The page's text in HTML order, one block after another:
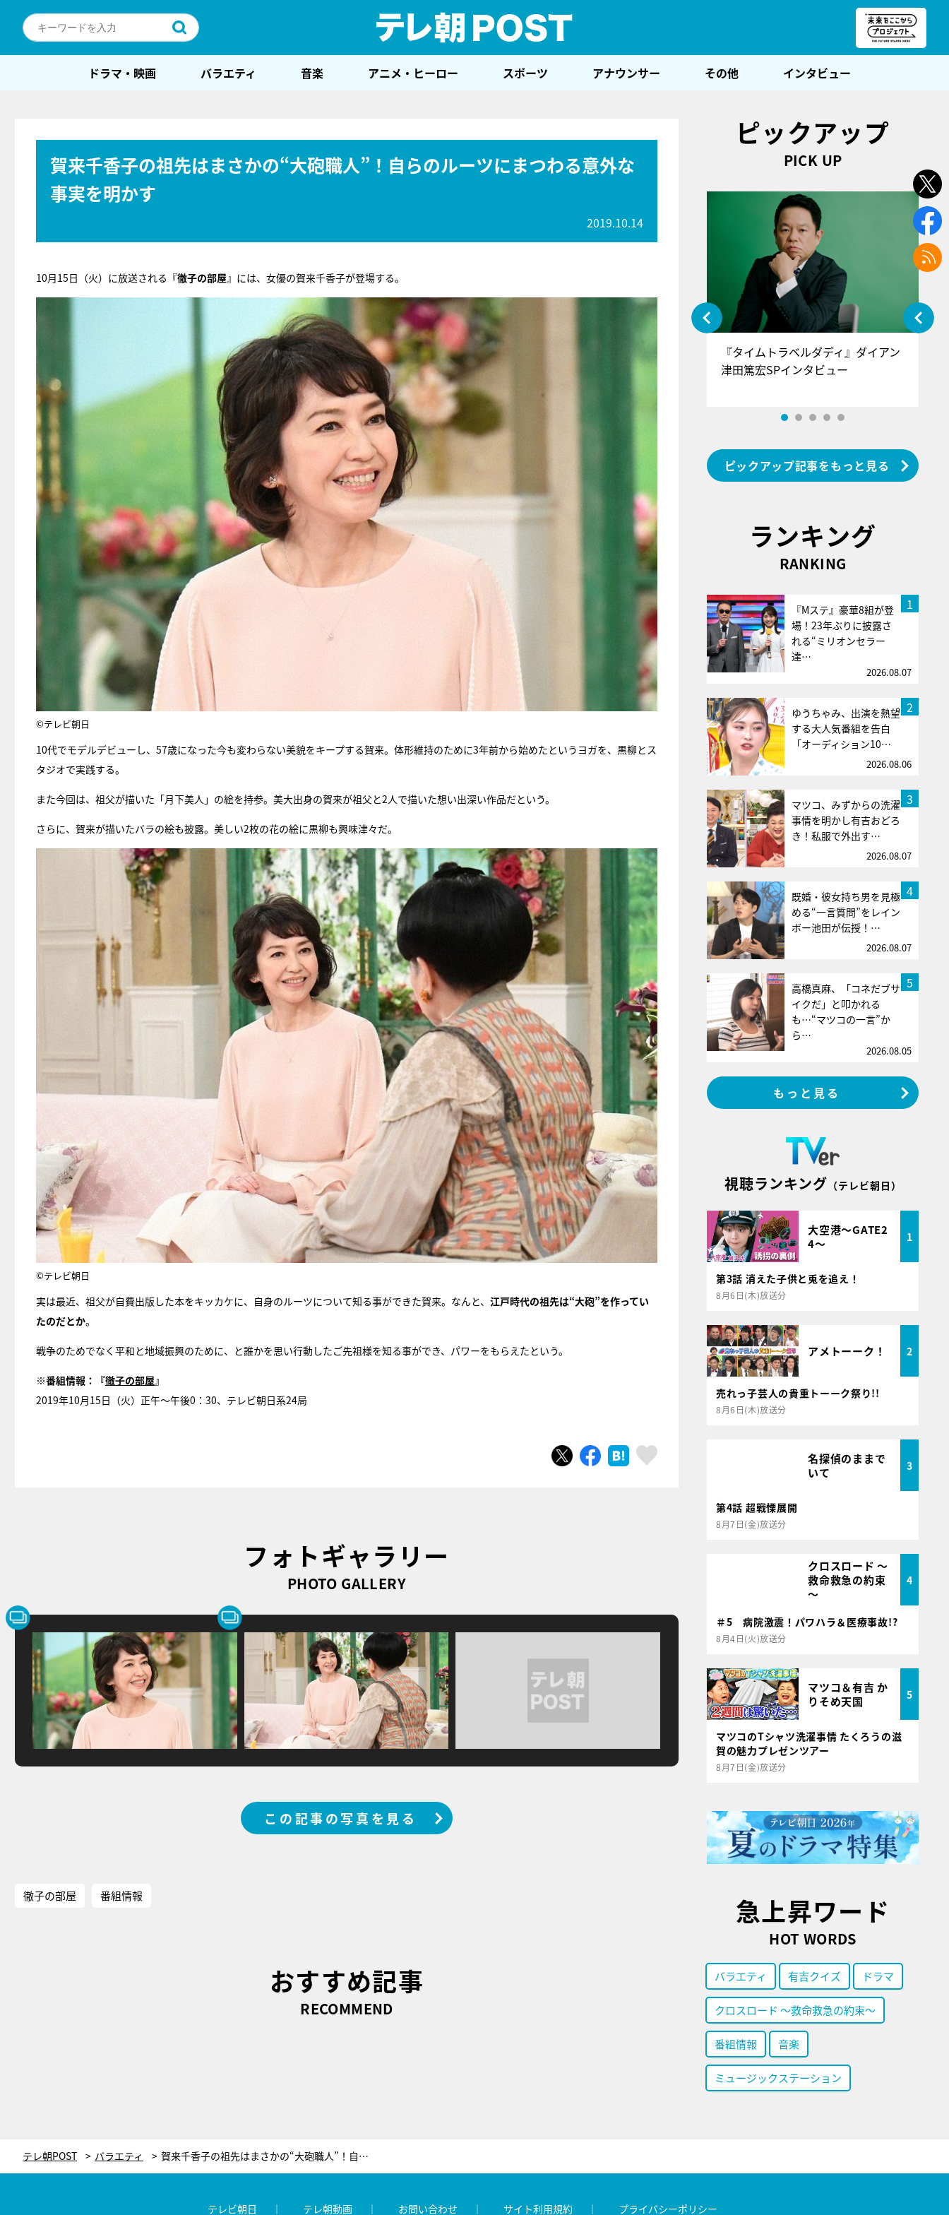
ドラマ・映画 バラエティ 音楽 アニメ・ヒーロー スポーツ アナウンサー その他 インタビュー
賀来千香子の祖先はまさかの“大砲職人”！自らのルーツにまつわる意外な
事実を明かす
2019.10.14
10月15日（火）に放送される『徹子の部屋』には、女優の賀来千香子が登場する。
©テレビ朝日
10代でモデルデビューし、57歳になった今も変わらない美貌をキープする賀来。体形維持のために3年前から始めたというヨガを、黒柳とス
タジオで実践する。
また今回は、祖父が描いた「月下美人」の絵を持参。美大出身の賀来が祖父と2人で描いた想い出深い作品だという。
さらに、賀来が描いたバラの絵も披露。美しい2枚の花の絵に黒柳も興味津々だ。
©テレビ朝日
実は最近、祖父が自費出版した本をキッカケに、自身のルーツについて知る事ができた賀来。なんと、 江戸時代の祖先は“大砲”を作ってい
たのだとか。
戦争のためでなく平和と地域振興のために、と誰かを思い行動したご先祖様を知る事ができ、パワーをもらえたという。
※番組情報：『徹子の部屋』
2019年10月15日（火）正午～午後0：30、テレビ朝日系24局
ツイートシェア はてブ
フォトギャラリー
PHOTO GALLERY
この記事の写真を見る
徹子の部屋 番組情報
おすすめ記事
RECOMMEND
ピックアップ
PICK UP
『アイ＝ラブ！げーみんぐ』＝LOV
E齋藤樹愛羅＆佐々木舞香SPインタ
『タイムトラベルダディ』ダイアン
津田篤宏SPインタビュー
ピックアップ記事をもっと見る
ランキング
RANKING
1
『Mステ』豪華8組が登
場！23年ぶりに披露さ
れる“ミリオンセラー
達…
2026.08.07
2
ゆうちゃみ、出演を熱望
する大人気番組を告白
「オーディション10…
2026.08.06
3
マツコ、みずからの洗濯
事情を明かし有吉おどろ
き！私服で外出す…
2026.08.07
4
既婚・彼女持ち男を見極
める“一言質問”をレイン
ボー池田が伝授！…
2026.08.07
5
高橋真麻、「コネだブサ
イクだ」と叩かれる
も…“マツコの一言”か
ら…
2026.08.05
もっと見る
視聴ランキング （テレビ朝日）
大空港～GATE2
4～
1
第3話 消えた子供と兎を追え！
8月6日(木)放送分
アメトーーク！ 2
売れっ子芸人の貴重トーーク祭り!!
8月6日(木)放送分
名探偵のままで
いて
3
第4話 超戦慄展開
8月7日(金)放送分
クロスロード ～
救命救急の約束
～
4
＃5 病院激震！パワハラ＆医療事故!?
8月4日(火)放送分
マツコ＆有吉 か
りそめ天国
5
マツコのTシャツ洗濯事情 たくろうの滋
賀の魅力プレゼンツアー
8月7日(金)放送分
急上昇ワード
HOT WORDS
バラエティ 有吉クイズ ドラマ
クロスロード ～救命救急の約束～
番組情報 音楽
ミュージックステーション
テレ朝POST バラエティ 賀来千香子の祖先はまさかの“大砲職人”！自らのルーツにまつわる意外な事実を明かす
テレビ朝日 テレ朝動画 お問い合わせ サイト利用規約 プライバシーポリシー